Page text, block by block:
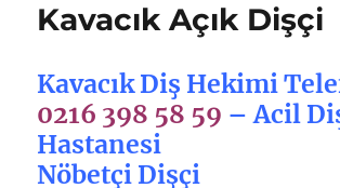
Kavacık Açık Dişçi
Kavacık Diş Hekimi
0216 398 58 59 – Acil
Hastanesi
Nöbetçi Dişçi